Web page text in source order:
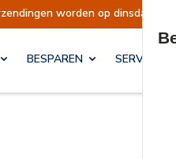
worden op dinsdag 11
BESPAREN SERVICES